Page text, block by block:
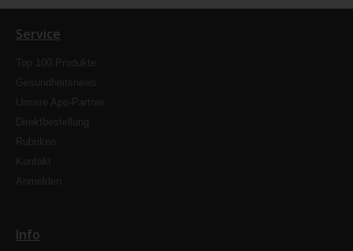
Service
Top 100 Produkte
Gesundheitsnews
Unsere Apo-Partner
Direktbestellung
Rubriken
Kontakt
Anmelden
Info